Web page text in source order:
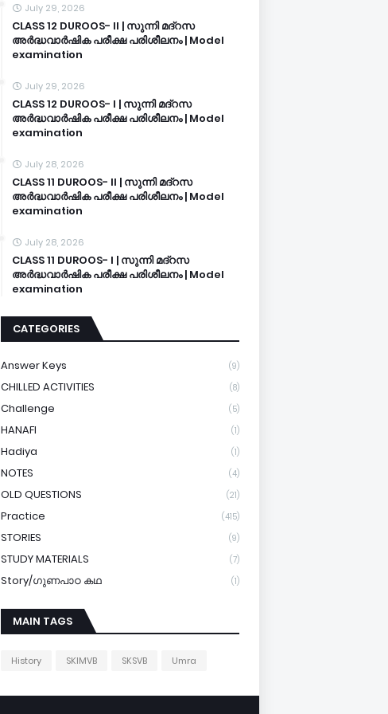
July 29, 2026
CLASS 12 DUROOS- II | സുന്നി മദ്റസ
അർദ്ധവാർഷിക പരീക്ഷ പരിശീലനം | Model
examination
July 29, 2026
CLASS 12 DUROOS- I | സുന്നി മദ്റസ
അർദ്ധവാർഷിക പരീക്ഷ പരിശീലനം | Model
examination
July 28, 2026
CLASS 11 DUROOS- II | സുന്നി മദ്റസ
അർദ്ധവാർഷിക പരീക്ഷ പരിശീലനം | Model
examination
July 28, 2026
CLASS 11 DUROOS- I | സുന്നി മദ്റസ
അർദ്ധവാർഷിക പരീക്ഷ പരിശീലനം | Model
examination
CATEGORIES
Answer Keys (9)
CHILLED ACTIVITIES (8)
Challenge (5)
HANAFI (1)
Hadiya (1)
NOTES (4)
OLD QUESTIONS (21)
Practice (415)
STORIES (9)
STUDY MATERIALS (7)
Story/ഗുണപാഠ കഥ (1)
MAIN TAGS
History SKIMVB SKSVB Umra